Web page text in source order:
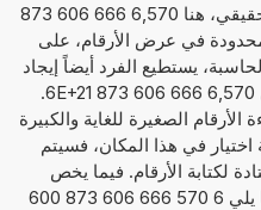
إلى أس، إليك 21, والعدد الحقيقي، هنا 6,570 666 606 873
في عرض الأرقام، على
يستطيع الفرد أيضاً إيجاد
طرق لكتابة الأرقام كما يلي 6,570 666 606 873 6E+21.
الصغيرة للغاية والكبيرة
اختيار في هذا المكان، فسيتم
لكتابة الأرقام. فيما يخص
المثال بالأعلى، سيظهر كما يلي 6 570 666 606 873 600